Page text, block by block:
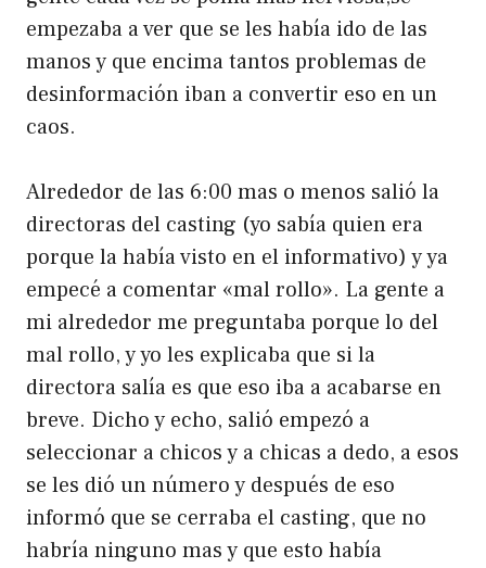
empezaba a ver que se les había ido de las
manos y que encima tantos problemas de
desinformación iban a convertir eso en un
caos.
Alrededor de las 6:00 mas o menos salió la
directoras del casting (yo sabía quien era
porque la había visto en el informativo) y ya
empecé a comentar «mal rollo». La gente a
mi alrededor me preguntaba porque lo del
mal rollo, y yo les explicaba que si la
directora salía es que eso iba a acabarse en
breve. Dicho y echo, salió empezó a
seleccionar a chicos y a chicas a dedo, a esos
se les dió un número y después de eso
informó que se cerraba el casting, que no
habría ninguno mas y que esto había